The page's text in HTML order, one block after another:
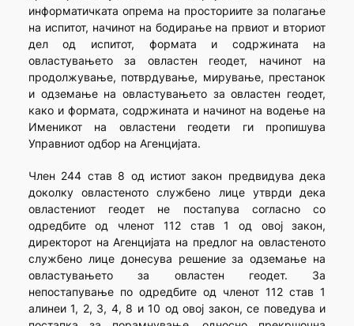
информатичката опрема на просториите за полагање
на испитот, начинот на бодирање на првиот и вториот
дел од испитот, формата и содржината на
овластувањето за овластен геодет, начинот на
продолжување, потврдување, мирување, престанок
и одземање на овластувањето за овластен геодет,
како и формата, содржината и начинот на водење на
Именикот на овластени геодети ги пропишува
Управниот одбор на Агенцијата.
Член 244 став 8 од истиот закон предвидува дека
доколку овластеното службено лице утврди дека
овластениот геодет не постапува согласно со
одредбите од членот 112 став 1 од овој закон,
директорот на Агенцијата на предлог на овластеното
службено лице донесува решение за одземање на
овластувањето за овластен геодет. За
непостапување по одредбите од членот 112 став 1
алинеи 1, 2, 3, 4, 8 и 10 од овој закон, се поведува и